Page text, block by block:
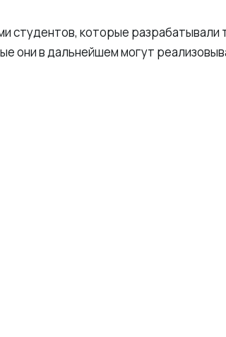
студентов, которые разрабатывали
они в дальнейшем могут